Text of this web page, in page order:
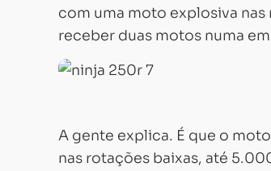
com uma moto explosiva
receber duas motos numa
A gente explica. É que o
nas rotações baixas, até